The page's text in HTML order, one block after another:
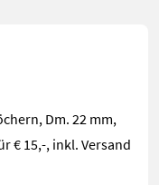
Dm. 22 mm,
€ 15,-, inkl. Versand